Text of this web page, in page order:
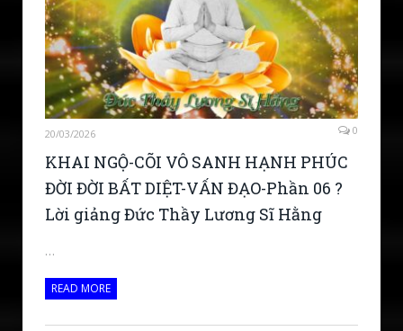
20/03/2026 0
KHAI NGỘ-CÕI VÔ SANH HẠNH PHÚC
ĐỜI ĐỜI BẤT DIỆT-VẤN ĐẠO-Phần 06 ?
Lời giảng Đức Thầy Lương Sĩ Hằng
…
READ MORE